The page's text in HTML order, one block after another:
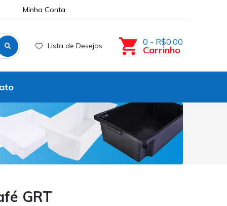
Minha Conta
Lista de Desejos Carrinho
0 - R$0,00
GRT